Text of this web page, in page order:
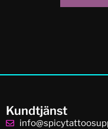
Kundtjänst